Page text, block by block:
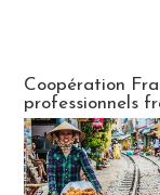
Coopération
professionnels